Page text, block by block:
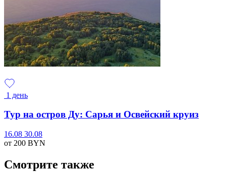
1 день
Тур на остров Ду: Сарья и Освейский круиз
16.08 30.08
от 200 BYN
Смотрите также